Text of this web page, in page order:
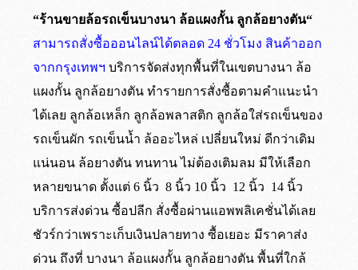
“ร้านขายล้อรถเข็นบางนา ล้อแผงกั้น ลูกล้อยางตัน“
สามารถสั่งซื้อออนไลน์ได้ตลอด 24 ชั่วโมง สินค้าออก
จากกรุงเทพฯ บริการจัดส่งทุกพื้นที่ในเขตบางนา ล้อ
แผงกั้น ลูกล้อยางตัน ทำรายการสั่งซื้อตามคำแนะนำ
ได้เลย ลูกล้อเหล็ก ลูกล้อพลาสติก ลูกล้อใส่รถเข็นของ
รถเข็นผัก รถเข็นน้ำ ล้ออะไหล่ เปลี่ยนใหม่ ดีกว่าเดิม
แน่นอน ล้อยางตัน ทนทาน ไม่ต้องเติมลม มีให้เลือก
หลายขนาด ตั้งแต่ 6 นิ้ว 8 นิ้ว 10 นิ้ว 12 นิ้ว 14 นิ้ว
บริการส่งด่วน ซื้อปลีก สั่งซื้อผ่านแอพพลิเคชั่นได้เลย
ชัวร์กว่าเพราะเก็บเงินปลายทาง ซื้อเยอะ มีราคาส่ง
ด่วน ถึงที่ บางนา ล้อแผงกั้น ลูกล้อยางตัน พื้นที่ใกล้